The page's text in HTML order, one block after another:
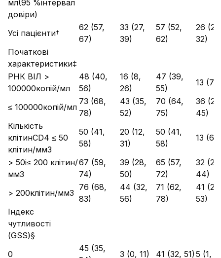
мл(95 %інтервал
довіри)
Усі пацієнти†
62 (57,
67)
33 (27,
39)
57 (52,
62)
26 (21,
32)
Початкові
характеристики‡
РНК ВІЛ >
100000копій/мл
48 (40,
56)
16 (8,
26)
47 (39,
55)
13 (7,
≤ 100000копій/мл
73 (68,
78)
43 (35,
52)
70 (64,
75)
36
45)
Кількість
клітинCD4 ≤ 50
клітин/мм3
50 (41,
58)
20 (12,
31)
50 (41,
58)
13 (6,
> 50і≤ 200 клітин/
мм3
67 (59,
74)
39 (28,
50)
65 (57,
72)
32 (22,
44)
> 200клітин/мм3
76 (68,
83)
44 (32,
56)
71 (62,
78)
41
53)
Індекс
чутливості
(GSS)§
0
45 (35,
3 (0, 11) 41 (32, 51)5 (1,